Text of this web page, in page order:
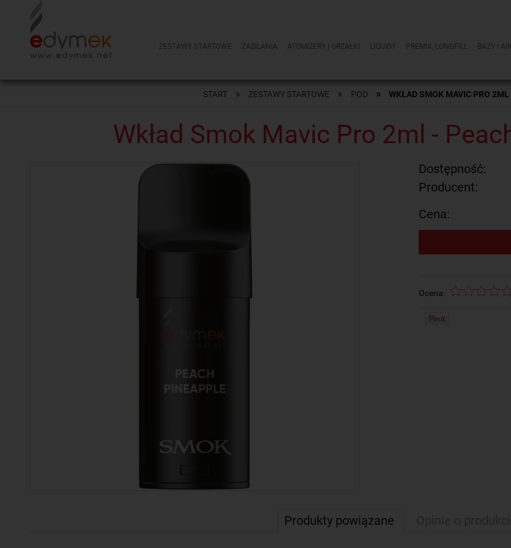
ZESTAWY STARTOWE ZASILANIA ATOMIZERY I GRZAŁKI LIQUIDY PREMIX, LONGFILL BAZY I
START » ZESTAWY STARTOWE » POD » WKŁAD SMOK MAVIC PRO
Wkład Smok Mavic Pro 2ml -
Dostępność:
Producent:
Cena:
Ocena:
Produkty powiązane